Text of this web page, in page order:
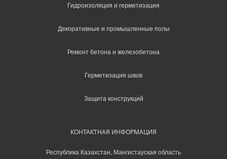
Гидроизоляция и герметизация
Декоративные и промышленные полы
Ремонт бетона и железобетона
Герметизация швов
Защита конструкций
КОНТАКТНАЯ ИНФОРМАЦИЯ
Республика Казахстан, Мангистауская область